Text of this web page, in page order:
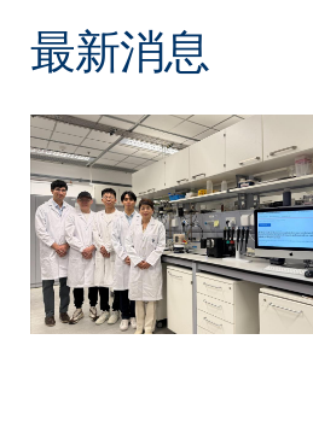
最新消息